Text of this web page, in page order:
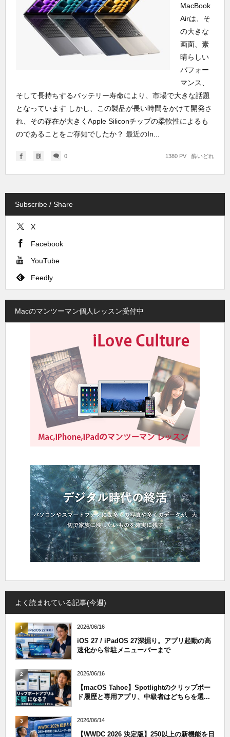
MacBook
Airは、そ
の大きな
画面、素
晴らしい
パフォー
マンス、
そして長持ちするバッテリー寿命により、市場で大きな話題
となっています しかし、この製品が長い時間をかけて開発さ
れ、その存在が大きくApple Siliconチップの柔軟性によるも
のであることをご存知でしたか？ 最近のIn...
0 酔いどれ
1380 PV
Subscribe / Share
X
Facebook
YouTube
Feedly
Macのマンツーマン個人レッスン受付中
よく読まれている記事(今週)
1 2026/06/16
iOS 27 / iPadOS 27深掘り。アプリ起動の高
速化から常駐メニューバーまで
2 2026/06/16
【macOS Tahoe】Spotlightのクリップボー
ド履歴と専用アプリ、中級者はどちらを選...
3 2026/06/14
【WWDC 2026 決定版】250以上の新機能を日